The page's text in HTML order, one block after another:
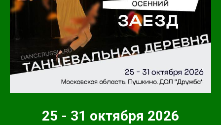
25 - 31 октября 2026